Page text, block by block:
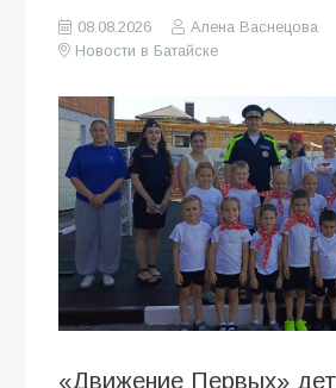
08.08.2026
Алена Васнецова
Новости в Батайске
«Движение Первых»